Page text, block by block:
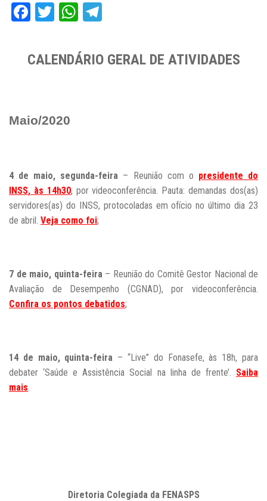
Facebook
TwitterWhatsApp
CALENDÁRIO GERAL DE ATIVIDADES
Maio/2020
4 de maio, segunda-feira – Reunião com o presidente do
INSS, às 14h30, por videoconferência. Pauta: demandas dos(as)
servidores(as) do INSS, protocoladas em ofício no último dia 23
de abril. Veja como foi;
7 de maio, quinta-feira – Reunião do Comitê Gestor Nacional de
Avaliação de Desempenho (CGNAD), por videoconferência.
Confira os pontos debatidos;
14 de maio, quinta-feira – “Live” do Fonasefe, às 18h, para
debater ‘Saúde e Assistência Social na linha de frente’. Saiba
mais.
Diretoria Colegiada da FENASPS